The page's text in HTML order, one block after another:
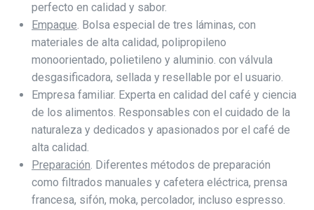
perfecto en calidad y sabor.
Empaque. Bolsa especial de tres láminas, con
materiales de alta calidad, polipropileno
monoorientado, polietileno y aluminio. con válvula
desgasificadora, sellada y resellable por el usuario.
Empresa familiar. Experta en calidad del café y ciencia
de los alimentos. Responsables con el cuidado de la
naturaleza y dedicados y apasionados por el café de
alta calidad.
Preparación. Diferentes métodos de preparación
como filtrados manuales y cafetera eléctrica, prensa
francesa, sifón, moka, percolador, incluso espresso.